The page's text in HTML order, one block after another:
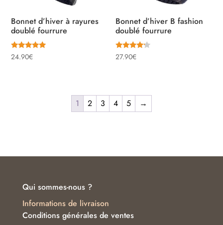
Bonnet d’hiver à rayures
doublé fourrure
Note
5.00
24.90€
Bonnet d’hiver B fashion
doublé fourrure
Note
4.00
27.90€
1 2 3 4 5 →
Qui sommes-nous ?
Conditions générales de ventes
Informations de livraison